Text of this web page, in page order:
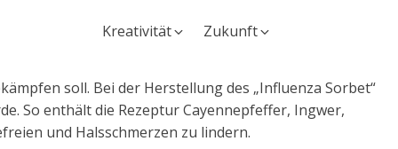
Kreativität Zukunft
soll. Bei der Herstellung des „Influenza Sorbet“
So enthält die Rezeptur Cayennepfeffer, Ingwer,
und Halsschmerzen zu lindern.